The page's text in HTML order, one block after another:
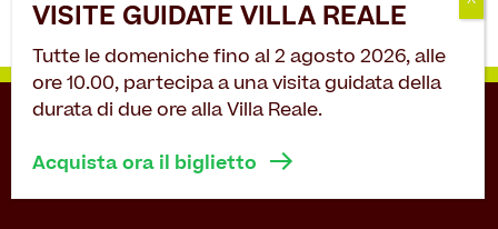
Contatti
Parco
Orangerie
Tutte le domeniche fino al 2 agosto 2026, alle
ore 10.00, partecipa a una visita guidata della
durata di due ore alla Villa Reale.
Acquista ora il biglietto